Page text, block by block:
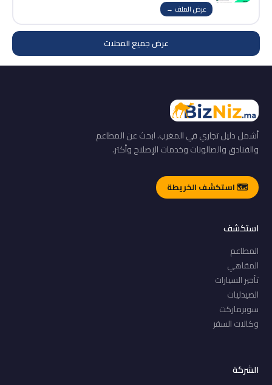
عرض الملف →
عرض جميع المحلات
أشمل دليل تجاري في المغرب. ابحث عن المطاعم
والفنادق والصالونات وخدمات الإصلاح وأكثر.
🗺️ استكشف الخريطة
استكشف
المطاعم
المقاهي
تأجير السيارات
الصيدليات
سوبرماركت
وكالات السفر
الشركة